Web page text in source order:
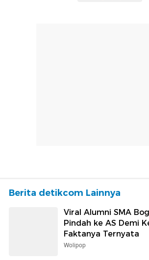
Berita detikcom Lainnya
Viral Alumni SMA
Pindah ke AS Demi
Faktanya Ternyata
Wolipop